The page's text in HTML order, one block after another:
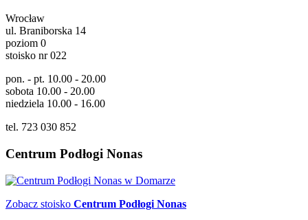
Wrocław
ul. Braniborska 14
poziom 0
stoisko nr 022
pon. - pt. 10.00 - 20.00
sobota 10.00 - 20.00
niedziela 10.00 - 16.00
tel. 723 030 852
Centrum Podłogi Nonas
Zobacz stoisko Centrum Podłogi Nonas